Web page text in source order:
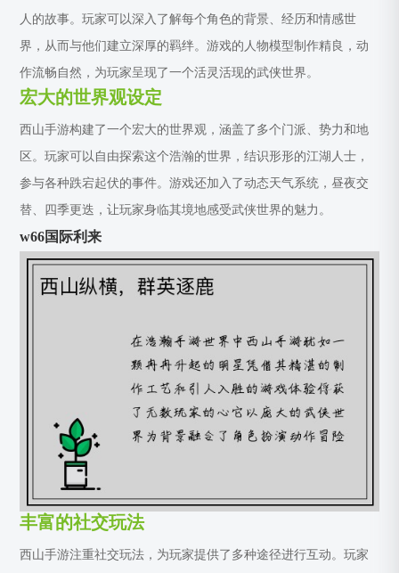
人的故事。玩家可以深入了解每个角色的背景、经历和情感世
界，从而与他们建立深厚的羁绊。游戏的人物模型制作精良，动
作流畅自然，为玩家呈现了一个活灵活现的武侠世界。
宏大的世界观设定
西山手游构建了一个宏大的世界观，涵盖了多个门派、势力和地
区。玩家可以自由探索这个浩瀚的世界，结识形形的江湖人士，
参与各种跌宕起伏的事件。游戏还加入了动态天气系统，昼夜交
替、四季更迭，让玩家身临其境地感受武侠世界的魅力。
w66国际利来
丰富的社交玩法
西山手游注重社交玩法，为玩家提供了多种途径进行互动。玩家